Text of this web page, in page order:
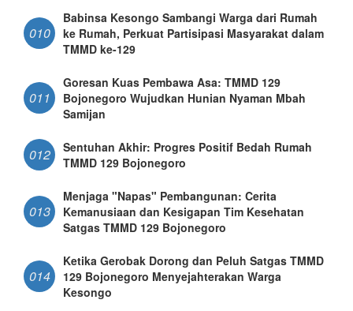
010
Babinsa Kesongo Sambangi Warga dari Rumah
ke Rumah, Perkuat Partisipasi Masyarakat dalam
TMMD ke-129
011
Goresan Kuas Pembawa Asa: TMMD 129
Bojonegoro Wujudkan Hunian Nyaman Mbah
Samijan
012
Sentuhan Akhir: Progres Positif Bedah Rumah
TMMD 129 Bojonegoro
013
Menjaga "Napas" Pembangunan: Cerita
Kemanusiaan dan Kesigapan Tim Kesehatan
Satgas TMMD 129 Bojonegoro
014
Ketika Gerobak Dorong dan Peluh Satgas TMMD
129 Bojonegoro Menyejahterakan Warga
Kesongo